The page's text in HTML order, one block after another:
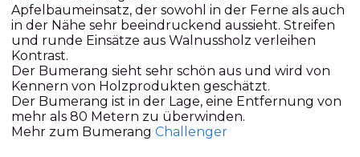
Apfelbaumeinsatz, der sowohl in der Ferne als auch
in der Nähe sehr beeindruckend aussieht. Streifen
und runde Einsätze aus Walnussholz verleihen
Kontrast.
Der Bumerang sieht sehr schön aus und wird von
Kennern von Holzprodukten geschätzt.
Der Bumerang ist in der Lage, eine Entfernung von
mehr als 80 Metern zu überwinden.
Mehr zum Bumerang Challenger